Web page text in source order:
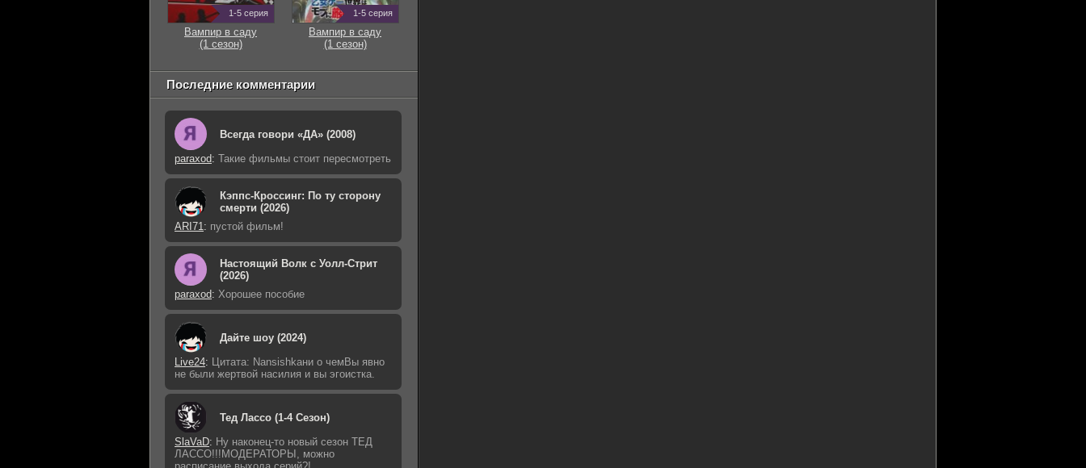
1-5 серия
Вампир в саду
(1 сезон)
1-5 серия
Вампир в саду
(1 сезон)
Последние комментарии
Всегда говори «ДА» (2008)
paraxod: Такие фильмы стоит пересмотреть
Кэппс-Кроссинг: По ту сторону
смерти (2026)
ARI71: пустой фильм!
Настоящий Волк с Уолл-Стрит
(2026)
paraxod: Хорошее пособие
Дайте шоу (2024)
Live24: Цитата: Nansishkaни о чемВы явно
не были жертвой насилия и вы эгоистка.
Тед Лассо (1-4 Сезон)
SlaVaD: Ну наконец-то новый сезон ТЕД
ЛАССО!!!МОДЕРАТОРЫ, можно